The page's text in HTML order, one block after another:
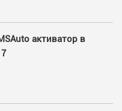
активатор в